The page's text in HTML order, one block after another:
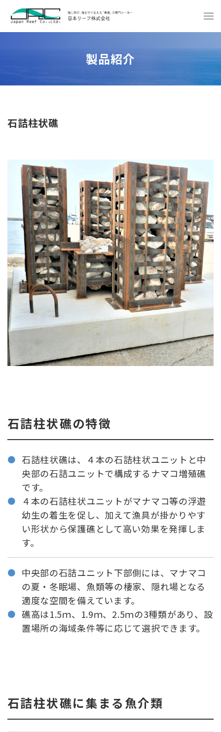
製品紹介
石詰柱状礁
石詰柱状礁の特徴
石詰柱状礁は、４本の石詰柱状ユニットと中
央部の石詰ユニットで構成するナマコ増殖礁
です。
４本の石詰柱状ユニットがマナマコ等の浮遊
幼生の着生を促し、加えて漁具が掛かりやす
い形状から保護礁として高い効果を発揮しま
す。
中央部の石詰ユニット下部側には、マナマコ
の夏・冬眠場、魚類等の棲家、隠れ場となる
適度な空間を備えています。
礁高は1.5ｍ、1.9ｍ、2.5ｍの3種類があり、設
置場所の海域条件等に応じて選択できます。
石詰柱状礁に集まる魚介類